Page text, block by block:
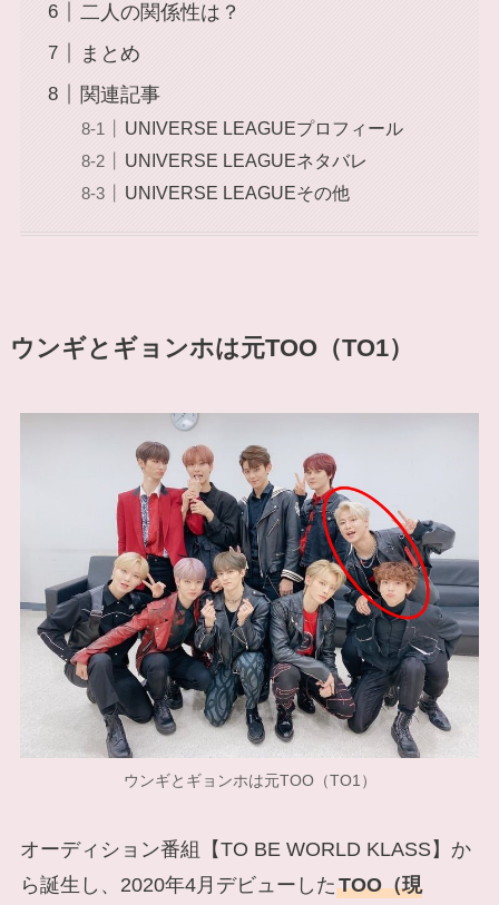
二人の関係性は？
まとめ
関連記事
UNIVERSE LEAGUEプロフィール
UNIVERSE LEAGUEネタバレ
UNIVERSE LEAGUEその他
ウンギとギョンホは元TOO（TO1）
ウンギとギョンホは元TOO（TO1）
オーディション番組【TO BE WORLD KLASS】か
ら誕生し、2020年4月デビューしたTOO（現